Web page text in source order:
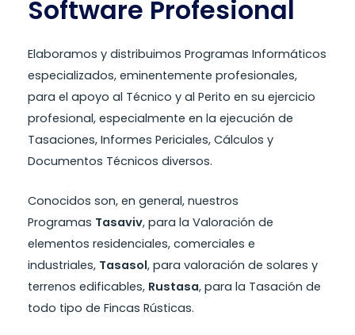
Software Profesional
Elaboramos y distribuimos Programas Informáticos
especializados, eminentemente profesionales,
para el apoyo al Técnico y al Perito en su ejercicio
profesional, especialmente en la ejecución de
Tasaciones, Informes Periciales, Cálculos y
Documentos Técnicos diversos.
Conocidos son, en general, nuestros
Programas Tasaviv, para la Valoración de
elementos residenciales, comerciales e
industriales, Tasasol, para valoración de solares y
terrenos edificables, Rustasa, para la Tasación de
todo tipo de Fincas Rústicas.